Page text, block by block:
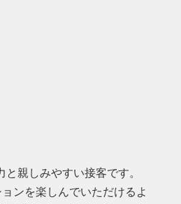
親しみやすい接客です。
ンを楽しんでいただけるよ